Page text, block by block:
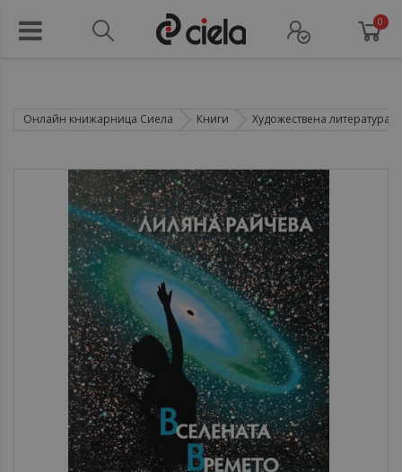
0
Онлайн книжарница Сиела Книги Художествена литература